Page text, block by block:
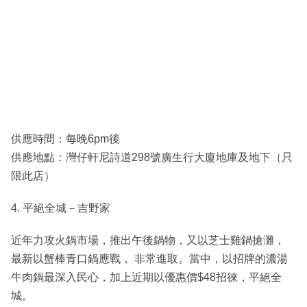
供應時間：每晚6pm後
供應地點：灣仔軒尼詩道298號廣生行大廈地庫及地下（只
限此店）
4. 平絕全城－吉野家
近年力攻火鍋市場，推出午後鍋物，又以芝士雞鍋搶灘，
最新以蟹棒青口鍋應戰， 非常進取。當中，以招牌的濃湯
牛肉鍋最深入民心，加上近期以優惠價$48招徠，平絕全
城。